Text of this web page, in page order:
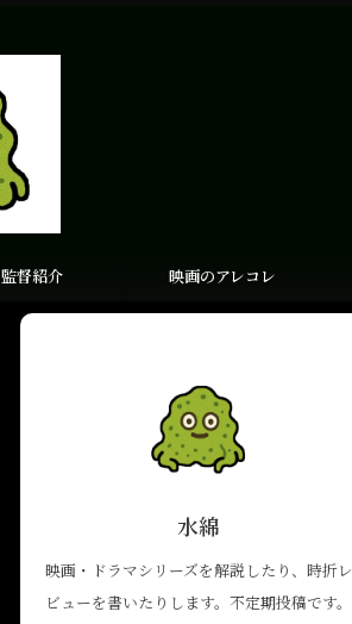
監督紹介 映画のアレコレ
水綿
映画・ドラマシリーズを解説したり、時折レ
ビューを書いたりします。不定期投稿です。